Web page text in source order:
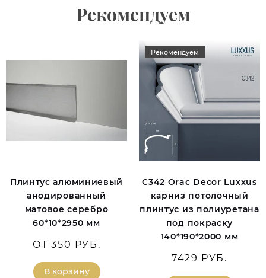
Рекомендуем
Плинтус алюминиевый
анодированный
матовое серебро
60*10*2950 мм
ОТ 350 РУБ.
В корзину
Рекомендуем
C342 Orac Decor Luxxus
карниз потолочный
плинтус из полиуретана
под покраску
140*190*2000 мм
7429 РУБ.